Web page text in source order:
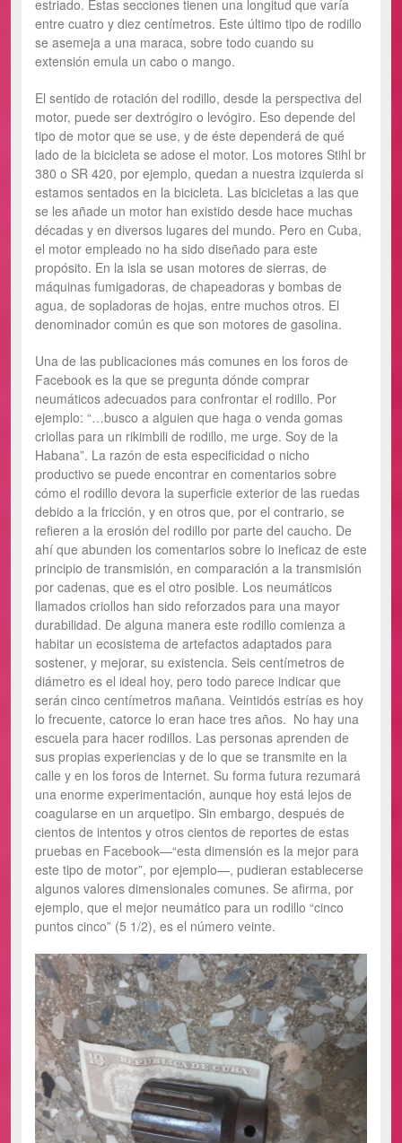
estriado. Estas secciones tienen una longitud que varía
entre cuatro y diez centímetros. Este último tipo de rodillo
se asemeja a una maraca, sobre todo cuando su
extensión emula un cabo o mango.
El sentido de rotación del rodillo, desde la perspectiva del
motor, puede ser dextrógiro o levógiro. Eso depende del
tipo de motor que se use, y de éste dependerá de qué
lado de la bicicleta se adose el motor. Los motores Stihl br
380 o SR 420, por ejemplo, quedan a nuestra izquierda si
estamos sentados en la bicicleta. Las bicicletas a las que
se les añade un motor han existido desde hace muchas
décadas y en diversos lugares del mundo. Pero en Cuba,
el motor empleado no ha sido diseñado para este
propósito. En la isla se usan motores de sierras, de
máquinas fumigadoras, de chapeadoras y bombas de
agua, de sopladoras de hojas, entre muchos otros. El
denominador común es que son motores de gasolina.
Una de las publicaciones más comunes en los foros de
Facebook es la que se pregunta dónde comprar
neumáticos adecuados para confrontar el rodillo. Por
ejemplo: “…busco a alguien que haga o venda gomas
criollas para un rikimbili de rodillo, me urge. Soy de la
Habana”. La razón de esta especificidad o nicho
productivo se puede encontrar en comentarios sobre
cómo el rodillo devora la superficie exterior de las ruedas
debido a la fricción, y en otros que, por el contrario, se
refieren a la erosión del rodillo por parte del caucho. De
ahí que abunden los comentarios sobre lo ineficaz de este
principio de transmisión, en comparación a la transmisión
por cadenas, que es el otro posible. Los neumáticos
llamados criollos han sido reforzados para una mayor
durabilidad. De alguna manera este rodillo comienza a
habitar un ecosistema de artefactos adaptados para
sostener, y mejorar, su existencia. Seis centímetros de
diámetro es el ideal hoy, pero todo parece indicar que
serán cinco centímetros mañana. Veintidós estrías es hoy
lo frecuente, catorce lo eran hace tres años. No hay una
escuela para hacer rodillos. Las personas aprenden de
sus propias experiencias y de lo que se transmite en la
calle y en los foros de Internet. Su forma futura rezumará
una enorme experimentación, aunque hoy está lejos de
coagularse en un arquetipo. Sin embargo, después de
cientos de intentos y otros cientos de reportes de estas
pruebas en Facebook—“esta dimensión es la mejor para
este tipo de motor”, por ejemplo—, pudieran establecerse
algunos valores dimensionales comunes. Se afirma, por
ejemplo, que el mejor neumático para un rodillo “cinco
puntos cinco” (5 1/2), es el número veinte.